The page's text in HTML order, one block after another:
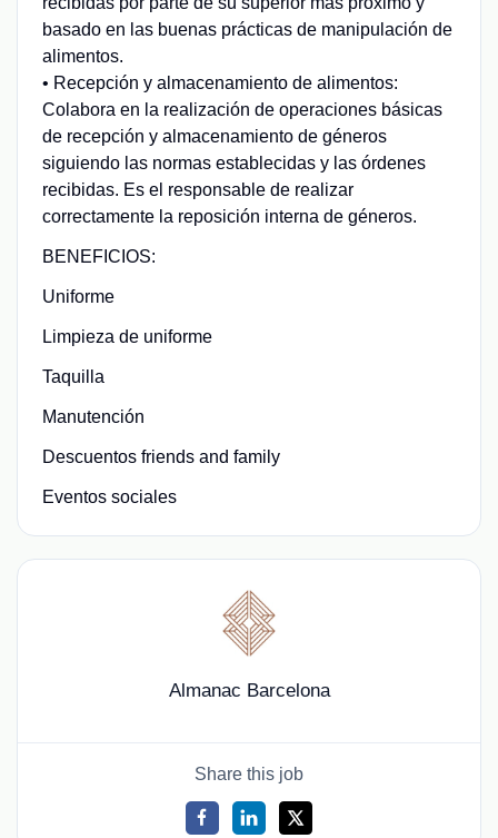
basado en las buenas prácticas de manipulación de
alimentos.
• Recepción y almacenamiento de alimentos:
Colabora en la realización de operaciones básicas
de recepción y almacenamiento de géneros
siguiendo las normas establecidas y las órdenes
recibidas. Es el responsable de realizar
correctamente la reposición interna de géneros.
BENEFICIOS:
Uniforme
Limpieza de uniforme
Taquilla
Manutención
Descuentos friends and family
Eventos sociales
Almanac Barcelona
Share this job